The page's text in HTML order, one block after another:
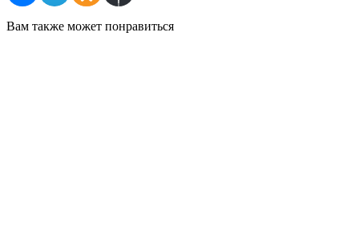
Вам также может понравиться